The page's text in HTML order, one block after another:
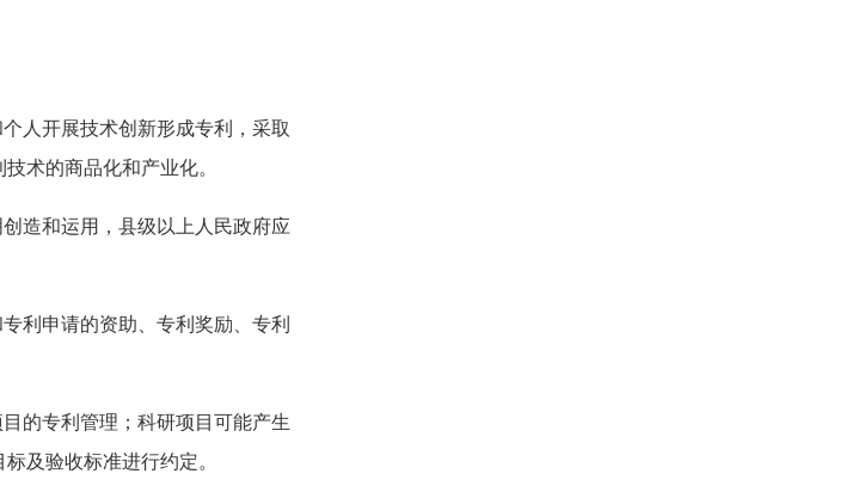
人开展技术创新形成专利，采取
术的商品化和产业化。
造和运用，县级以上人民政府应
利申请的资助、专利奖励、专利
的专利管理；科研项目可能产生
及验收标准进行约定。